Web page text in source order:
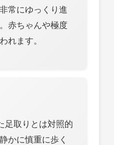
常にゆっくり進
赤ちゃんや極度
れます。
足取りとは対照的
かに慎重に歩く